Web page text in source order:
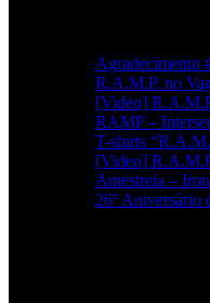
Agradecimento
R.A.M.P. no
[Video]
RAMP –
T-shirts
[Video]
Antestreia –
26º Aniversário